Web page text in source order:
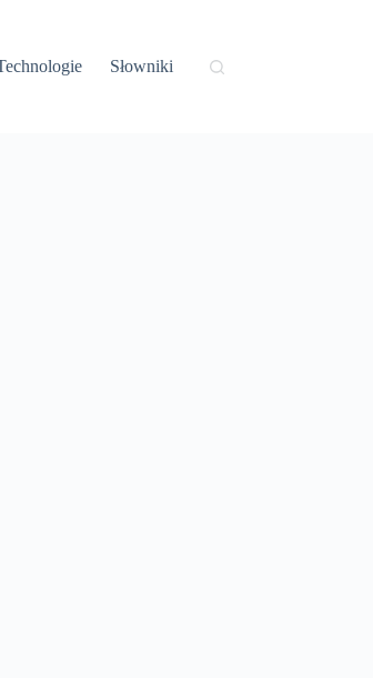
Słowniki